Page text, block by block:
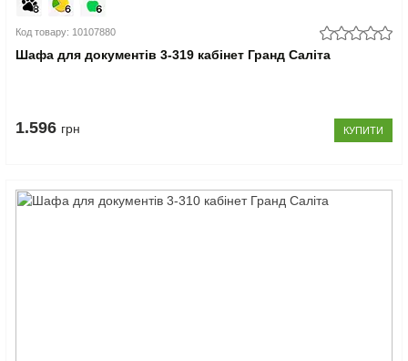
Код товару: 10107880
Шафа для документів 3-319 кабінет Гранд Саліта
1.596 грн КУПИТИ